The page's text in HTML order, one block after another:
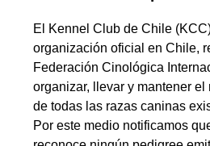
El Kennel Club de Chile
organización oficial en Chile,
Federación Cinológica
organizar, llevar y mantener
de todas las razas caninas
Por este medio notificamos